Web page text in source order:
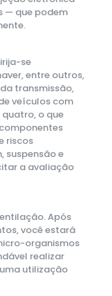
— que podem
se
entre outros,
transmissão,
veículos com
o que
riscos
suspensão e
a avaliação
Após
você estará
organismos
realizar
utilização